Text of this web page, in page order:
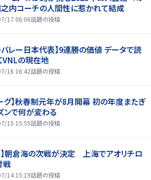
之内コーチの人間性に惹かれて結成
17 06:06話題の投稿
バレー日本代表】9連勝の価値 データで読
VNLの現在地
16 16:42話題の投稿
グ】秋春制元年が8月開幕 初の年度またぎ
ンで何が変わる
15 15:55話題の投稿
】朝倉海の次戦が決定 上海でアオリチロ
戦
14 15:19話題の投稿